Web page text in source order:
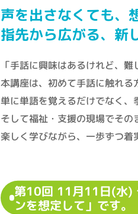
声を出さなくても、
指先から広がる、新
「手話に興味はあるけれど、
本講座は、初めて手話に触れる
単に単語を覚えるだけでなく、
そして福祉・支援の現場でその
楽しく学びながら、一歩ずつ着
第10回 11月11日(水)
ンを想定して」です。